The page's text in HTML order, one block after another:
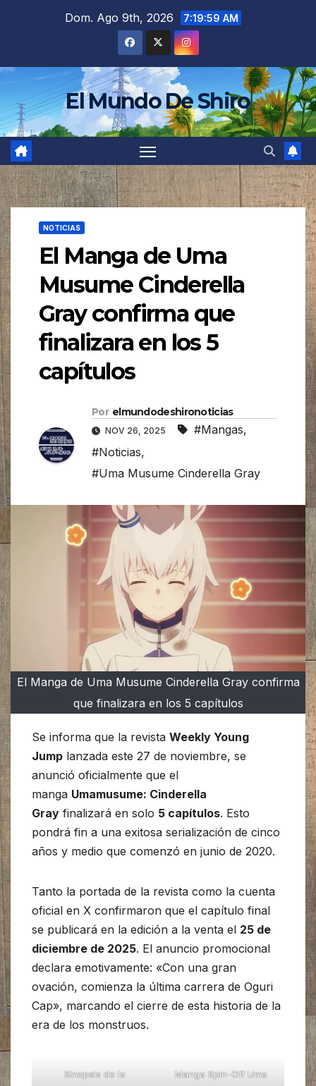
Dom. Ago 9th, 2026 7:20:02 AM
El Mundo De Shiro
NOTICIAS
El Manga de Uma
Musume Cinderella
Gray confirma que
finalizara en los 5
capítulos
Por elmundodeshironoticias
NOV 26, 2025 #Mangas,
#Noticias,
#Uma Musume Cinderella Gray
El Manga de Uma Musume Cinderella Gray confirma
que finalizara en los 5 capítulos
Se informa que la revista Weekly Young
Jump lanzada este 27 de noviembre, se
anunció oficialmente que el
manga Umamusume: Cinderella
Gray finalizará en solo 5 capítulos. Esto
pondrá fin a una exitosa serialización de cinco
años y medio que comenzó en junio de 2020.
Tanto la portada de la revista como la cuenta
oficial en X confirmaron que el capítulo final
se publicará en la edición a la venta el 25 de
diciembre de 2025. El anuncio promocional
declara emotivamente: «Con una gran
ovación, comienza la última carrera de Oguri
Cap», marcando el cierre de esta historia de la
era de los monstruos.
Sinopsis de la
Manga Spin-Off Uma